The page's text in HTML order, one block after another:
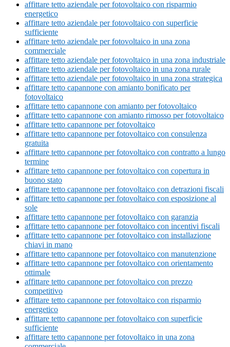
affittare tetto aziendale per fotovoltaico con risparmio
energetico
affittare tetto aziendale per fotovoltaico con superficie
sufficiente
affittare tetto aziendale per fotovoltaico in una zona
commerciale
affittare tetto aziendale per fotovoltaico in una zona industriale
affittare tetto aziendale per fotovoltaico in una zona rurale
affittare tetto aziendale per fotovoltaico in una zona strategica
affittare tetto capannone con amianto bonificato per
fotovoltaico
affittare tetto capannone con amianto per fotovoltaico
affittare tetto capannone con amianto rimosso per fotovoltaico
affittare tetto capannone per fotovoltaico
affittare tetto capannone per fotovoltaico con consulenza
gratuita
affittare tetto capannone per fotovoltaico con contratto a lungo
termine
affittare tetto capannone per fotovoltaico con copertura in
buono stato
affittare tetto capannone per fotovoltaico con detrazioni fiscali
affittare tetto capannone per fotovoltaico con esposizione al
sole
affittare tetto capannone per fotovoltaico con garanzia
affittare tetto capannone per fotovoltaico con incentivi fiscali
affittare tetto capannone per fotovoltaico con installazione
chiavi in mano
affittare tetto capannone per fotovoltaico con manutenzione
affittare tetto capannone per fotovoltaico con orientamento
ottimale
affittare tetto capannone per fotovoltaico con prezzo
competitivo
affittare tetto capannone per fotovoltaico con risparmio
energetico
affittare tetto capannone per fotovoltaico con superficie
sufficiente
affittare tetto capannone per fotovoltaico in una zona